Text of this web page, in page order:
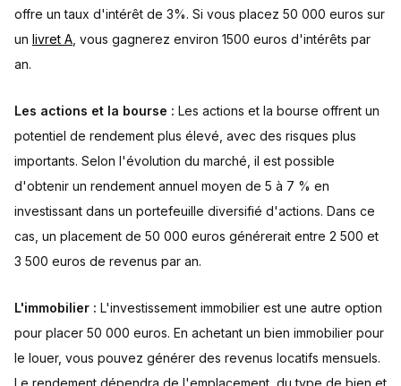
offre un taux d'intérêt de 3%. Si vous placez 50 000 euros sur
un livret A , vous gagnerez environ 1500 euros d'intérêts par
an.
Les actions et la bourse : Les actions et la bourse offrent un
potentiel de rendement plus élevé, avec des risques plus
importants. Selon l'évolution du marché, il est possible
d'obtenir un rendement annuel moyen de 5 à 7 % en
investissant dans un portefeuille diversifié d'actions. Dans ce
cas, un placement de 50 000 euros générerait entre 2 500 et
3 500 euros de revenus par an.
L'immobilier : L'investissement immobilier est une autre option
pour placer 50 000 euros. En achetant un bien immobilier pour
le louer, vous pouvez générer des revenus locatifs mensuels.